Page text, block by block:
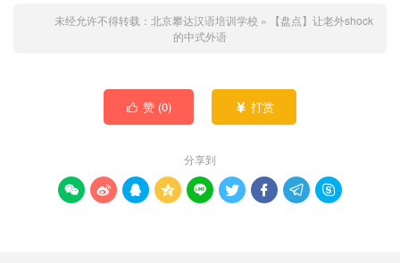
未经允许不得转载： 北京攀达汉语培训学校 »
【盘点】让老外shock
的中式外语
 赞 (0)  打赏
分享到
        